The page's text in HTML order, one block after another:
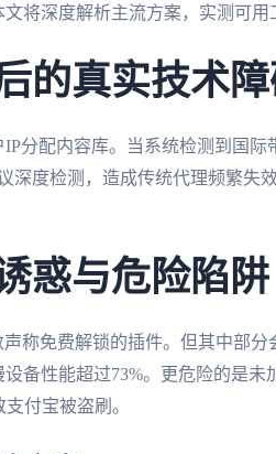
将深度解析主流方案，实测可
的真实技术
分配内容库。当系统检测到国
深度检测，造成传统代理频繁失
惑与危险陷阱
称免费解锁的插件。但其中部分
设备性能超过73%。更危险的是
付宝被盗刷。